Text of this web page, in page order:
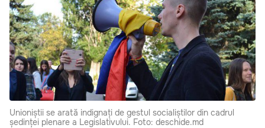
Unioniștii se arată indignați de gestul socialiștilor din cadrul
ședinței plenare a Legislativului. Foto: deschide.md